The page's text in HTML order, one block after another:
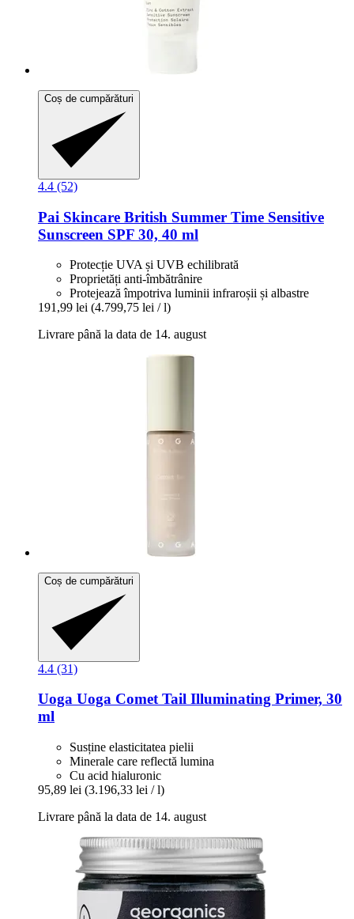
Coș de cumpărături
4.4 (52)
Pai Skincare British Summer Time Sensitive
Sunscreen SPF 30, 40 ml
Protecție UVA și UVB echilibrată
Proprietăți anti-îmbătrânire
Protejează împotriva luminii infraroșii și albastre
191,99 lei (4.799,75 lei / l)
Livrare până la data de 14. august
Coș de cumpărături
4.4 (31)
Uoga Uoga Comet Tail Illuminating Primer, 30
ml
Susține elasticitatea pielii
Minerale care reflectă lumina
Cu acid hialuronic
95,89 lei (3.196,33 lei / l)
Livrare până la data de 14. august